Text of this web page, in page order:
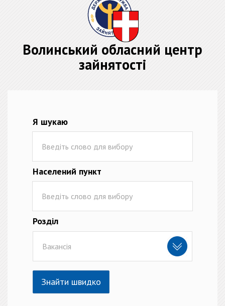
Волинський обласний центр
зайнятості
Я шукаю
Населений пункт
Розділ
Вакансія
Знайти швидко